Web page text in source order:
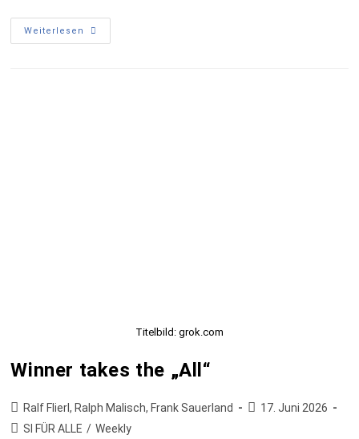
Weiterlesen
Titelbild: grok.com
Winner takes the „All“
Ralf Flierl, Ralph Malisch, Frank Sauerland
17. Juni 2026
SI FÜR ALLE / Weekly